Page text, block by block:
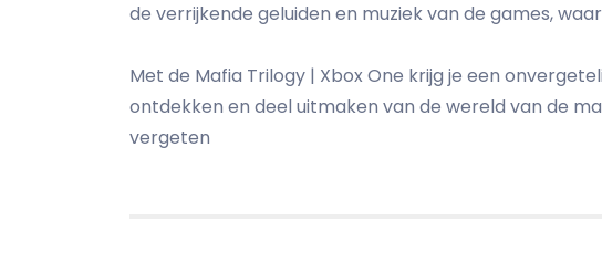
de verrijkende geluiden en muziek van de games,
Met de Mafia Trilogy | Xbox One krijg je een
ontdekken en deel uitmaken van de wereld van de
vergeten